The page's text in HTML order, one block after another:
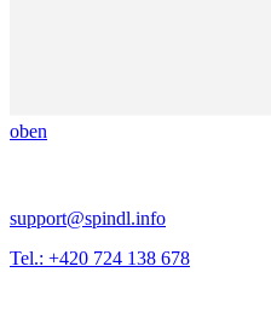
oben
support@spindl.info
Tel.: +420 724 138 678